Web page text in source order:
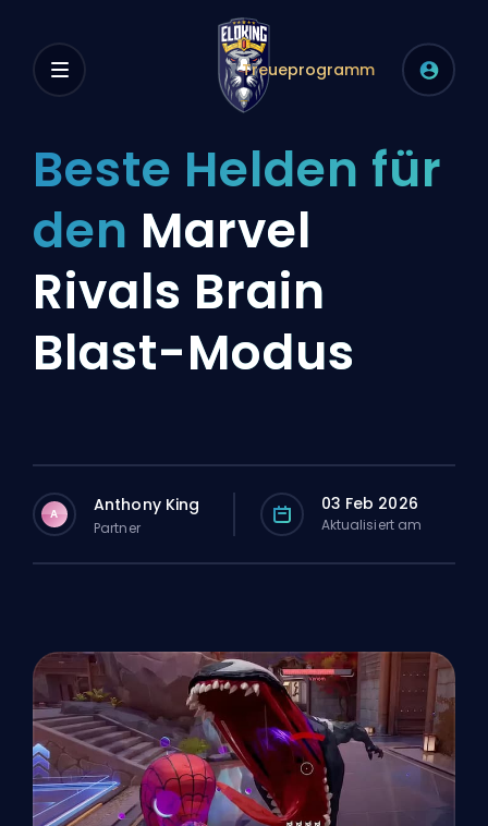
Treueprogramm
Beste Helden für
den Marvel
Rivals Brain
Blast-Modus
A Anthony King
Partner
03 Feb 2026
Aktualisiert am